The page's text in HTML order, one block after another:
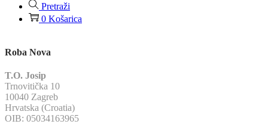
Pretraži
0 Košarica
Roba Nova
T.O. Josip
Trnovitička 10
10040 Zagreb
Hrvatska (Croatia)
OIB: 05034163965